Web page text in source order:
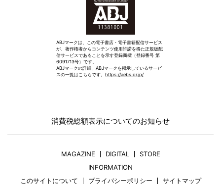
ABJマークは、この電子書店・電子書籍配信サービス
が、著作権者からコンテンツ使用許諾を得た正規版配
信サービスであることを示す登録商標（登録番号 第
6091713号）です。
ABJマークの詳細、ABJマークを掲示しているサービ
スの一覧はこちらです。 https://aebs.or.jp/
消費税総額表示についてのお知らせ
MAGAZINE DIGITAL
STORE
INFORMATION
このサイトについて
プライバシーポリシー
サイトマップ